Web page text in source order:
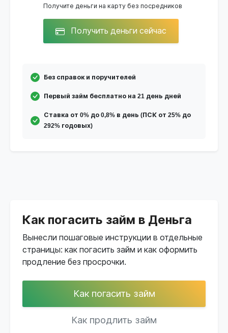
Получите деньги на карту без посредников
Получить деньги сейчас
Без справок и поручителей
Первый займ бесплатно на 21 день дней
Ставка от 0% до 0,8% в день (ПСК от 25% до
292% годовых)
Как погасить займ в Деньга
Вынесли пошаговые инструкции в отдельные
страницы: как погасить займ и как оформить
продление без просрочки.
Как погасить займ
Как продлить займ